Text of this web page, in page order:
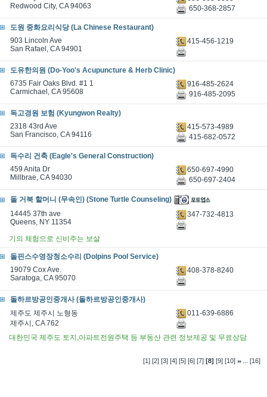
Redwood City, CA 94063
650-368-2857
도원 중화요리식당 (La Chinese Restaurant)
903 Lincoln Ave
San Rafael, CA 94901
415-456-1219
도유한의원 (Do-Yoo's Acupuncture & Herb Clinic)
6735 Fair Oaks Blvd. #1 1
Carmichael, CA 95608
916-485-2624
916-485-2095
독고경원 보험 (Kyungwon Realty)
2318 43rd Ave
San Francisco, CA 94116
415-573-4989
415-682-0572
독수리 건축 (Eagle's General Construction)
459 Anita Dr
Millbrae, CA 94030
650-697-4990
650-697-2404
돌 거북 할머니 (무속인) (Stone Turtle Counseling)
14445 37th ave
Queens, NY 11354
347-732-4813
기의 체험으로 신비주는 보살
돌핀스수영장청소수리 (Dolpins Pool Service)
19079 Cox Ave.
Saratoga, CA 95070
408-378-8240
돌하르방공인중개사 (돌하르방공인중개사)
제주도 제주시 노형동
제주시, CA 762
011-639-6886
대한민국 제주도 토지,아파트전원주택 등 부동산 관련 정보제공 및 무료상담
[1] [2] [3] [4] [5] [6] [7] [8] [9] [10] ...[16]